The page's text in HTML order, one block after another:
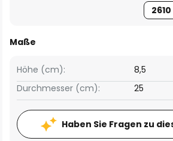
Maße
Höhe (cm):
8,5
Durchmesser (cm):
25
Haben Sie Fragen zu